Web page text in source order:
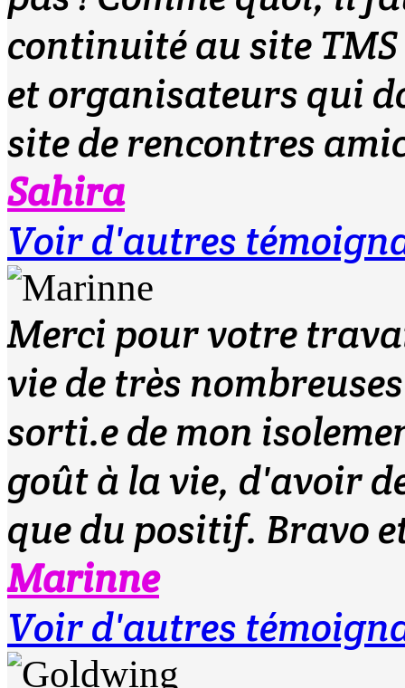
continuité au site
et organisateurs qui
site de rencontres
Sahira
Voir d'autres
Merci pour votre
vie de très
sorti.e de mon
goût à la vie, d'avoir
que du positif. Bravo
Marinne
Voir d'autres